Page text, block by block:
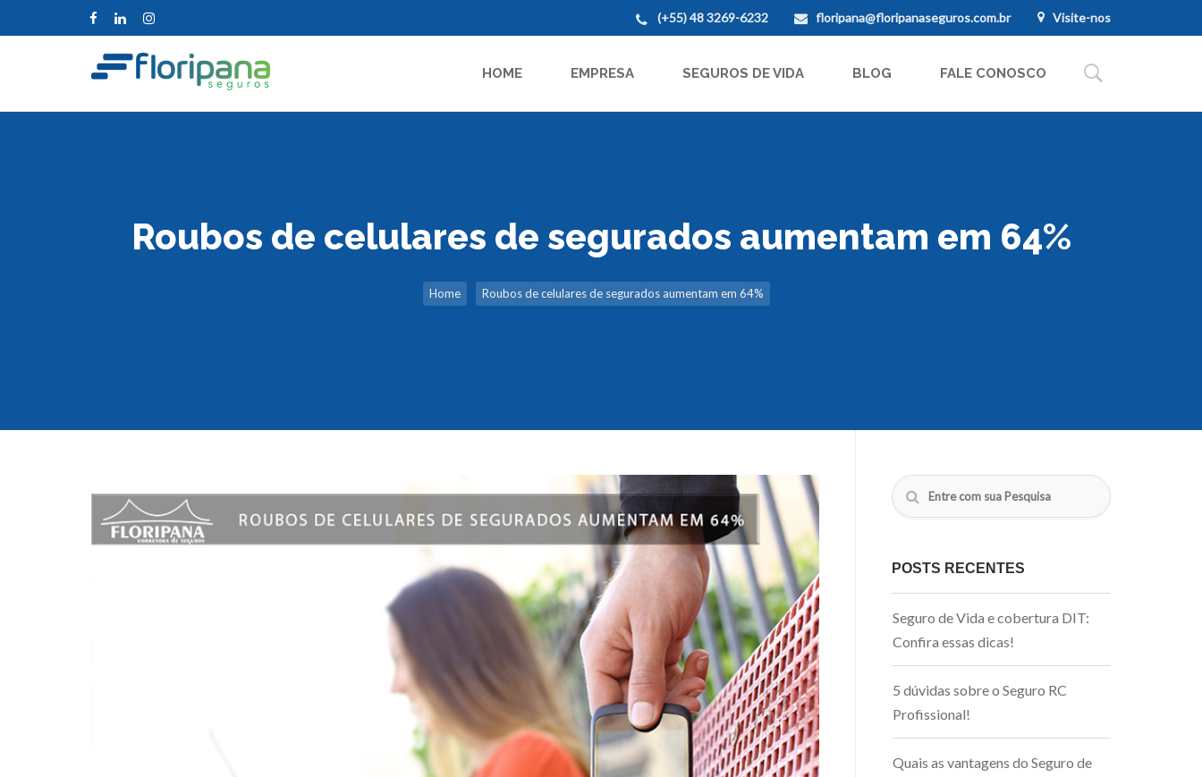
(+55) 48 3269-6232 floripana@floripanaseguros.com.br Visite-nos
HOME EMPRESA SEGUROS DE VIDA BLOG FALE CONOSCO
Roubos de celulares de segurados aumentam em 64%
Home Roubos de celulares de segurados aumentam em 64%
POSTS RECENTES
Seguro de Vida e cobertura DIT:
Confira essas dicas!
5 dúvidas sobre o Seguro RC
Profissional!
Quais as vantagens do Seguro de